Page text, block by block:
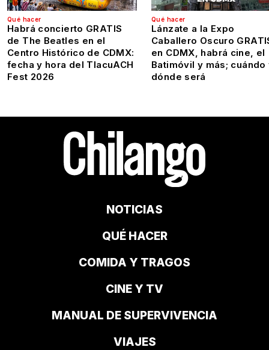
Qué hacer
Habrá concierto GRATIS
de The Beatles en el
Centro Histórico de CDMX:
fecha y hora del TlacuACH
Fest 2026
Qué hacer
Lánzate a la Expo
Caballero Oscuro
en CDMX, habrá cine, el
Batimóvil y más; cuándo
dónde será
NOTICIAS
QUÉ HACER
COMIDA Y TRAGOS
CINE Y TV
MANUAL DE SUPERVIVENCIA
VIAJES